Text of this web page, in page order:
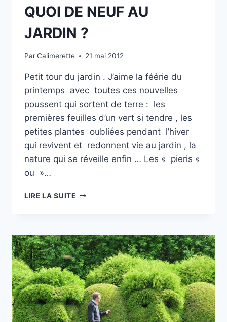
QUOI DE NEUF AU
JARDIN ?
ParCalimerette 21 mai 2012
Petit tour du jardin . J’aime la féérie du
printemps avec toutes ces nouvelles
poussent qui sortent de terre : les
premières feuilles d’un vert si tendre , les
petites plantes oubliées pendant l’hiver
qui revivent et redonnent vie au jardin , la
nature qui se réveille enfin … Les « pieris «
ou »…
LIRE LA SUITEQUOI
JARDIN
?